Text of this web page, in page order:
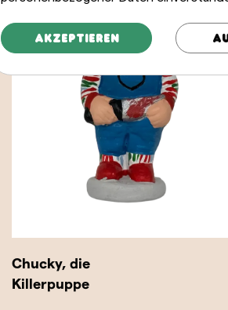
Chucky, die
Killerpuppe
Akzeptieren